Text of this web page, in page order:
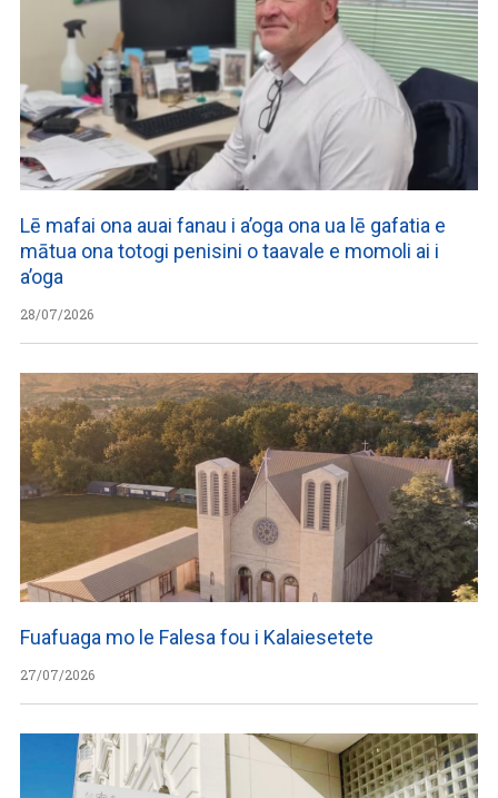
Lē mafai ona auai fanau i a’oga ona ua lē gafatia e
mātua ona totogi penisini o taavale e momoli ai i
a’oga
28/07/2026
Fuafuaga mo le Falesa fou i Kalaiesetete
27/07/2026